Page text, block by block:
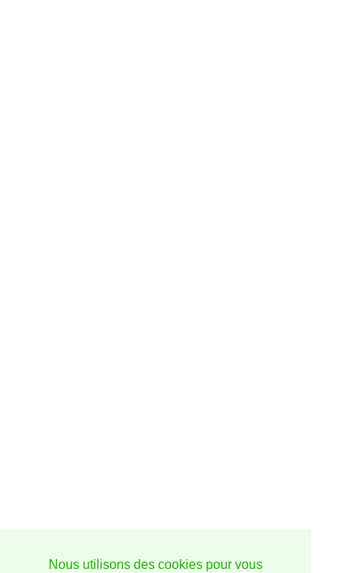
Nous utilisons des cookies pour vous